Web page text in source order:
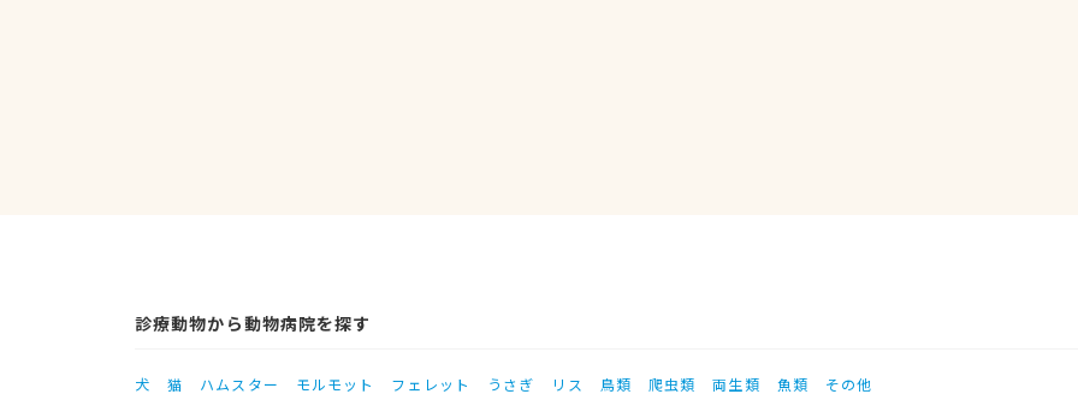
診療動物から動物病院を探す
犬 猫 ハムスター モルモット フェレット うさぎ リス 鳥類 爬虫類 両生類 魚類 その他